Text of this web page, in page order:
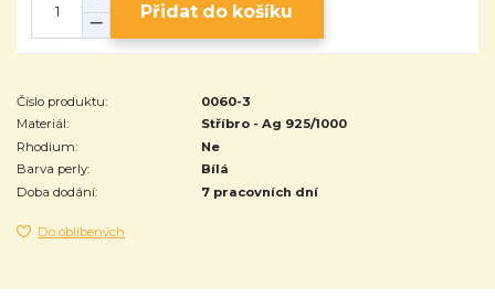
Přidat do košíku
Číslo produktu:
0060-3
Materiál:
Stříbro - Ag 925/1000
Rhodium:
Ne
Barva perly:
Bílá
Doba dodání:
7 pracovních dní
Do oblíbených